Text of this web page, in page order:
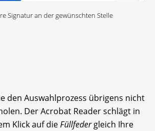
Signatur an der gewünschten Stelle
den Auswahlprozess übrigens nicht
Der Acrobat Reader schlägt in
Klick auf dieFüllfedergleich Ihre